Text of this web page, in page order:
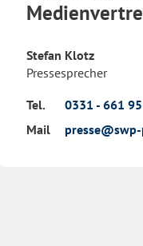
Stefan Klotz
Pressesprecher
Tel.
0331 - 661
Mail